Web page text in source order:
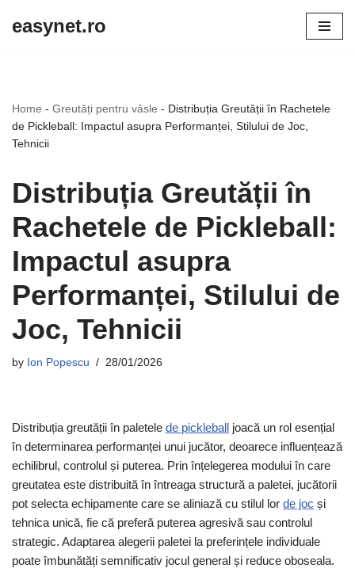
easynet.ro
Home - Greutăți pentru vâsle - Distribuția Greutății în Rachetele
de Pickleball: Impactul asupra Performanței, Stilului de Joc,
Tehnicii
Distribuția Greutății în
Rachetele de Pickleball:
Impactul asupra
Performanței, Stilului de
Joc, Tehnicii
by Ion Popescu 28/01/2026
Distribuția greutății în paletele de pickleball joacă un rol esențial
în determinarea performanței unui jucător, deoarece influențează
echilibrul, controlul și puterea. Prin înțelegerea modului în care
greutatea este distribuită în întreaga structură a paletei, jucătorii
pot selecta echipamente care se aliniază cu stilul lor de joc și
tehnica unică, fie că preferă puterea agresivă sau controlul
strategic. Adaptarea alegerii paletei la preferințele individuale
poate îmbunătăți semnificativ jocul general și reduce oboseala.